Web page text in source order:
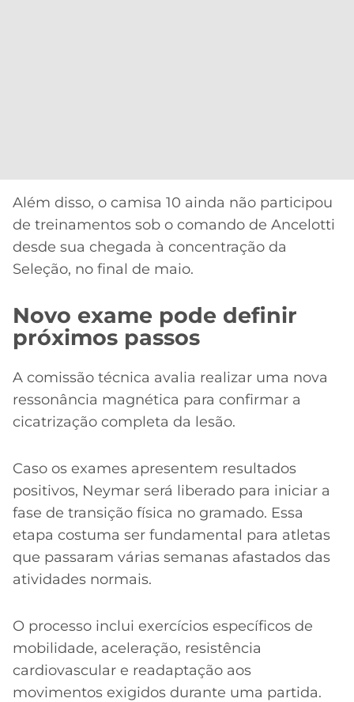
Além disso, o camisa 10 ainda não participou
de treinamentos sob o comando de Ancelotti
desde sua chegada à concentração da
Seleção, no final de maio.
Novo exame pode definir
próximos passos
A comissão técnica avalia realizar uma nova
ressonância magnética para confirmar a
cicatrização completa da lesão.
Caso os exames apresentem resultados
positivos, Neymar será liberado para iniciar a
fase de transição física no gramado. Essa
etapa costuma ser fundamental para atletas
que passaram várias semanas afastados das
atividades normais.
O processo inclui exercícios específicos de
mobilidade, aceleração, resistência
cardiovascular e readaptação aos
movimentos exigidos durante uma partida.